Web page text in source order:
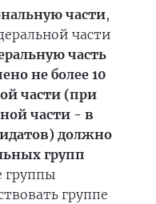
части,
части
часть
не более 10
части (при
части - в
должно
групп
группы
группе